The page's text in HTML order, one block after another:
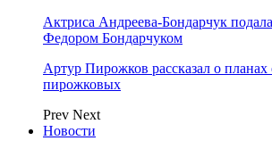
Актриса Андреева-Бондарчук
Федором Бондарчуком
Артур Пирожков рассказал о планах
пирожковых
Prev Next
Новости